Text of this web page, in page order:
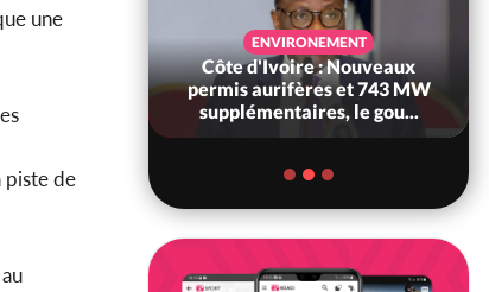
une
piste de
ENVIRONEMENT
Côte d'Ivoire : Nouveaux
permis aurifères et 743 MW
supplémentaires, le gou...